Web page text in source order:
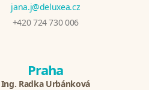
jana.j@deluxea.cz
+420 724 730 006
Praha
Ing. Radka Urbánková